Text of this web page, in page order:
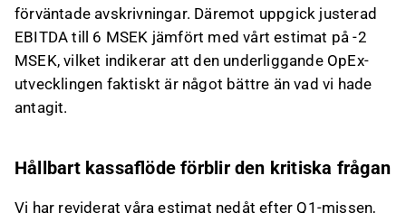
förväntade avskrivningar. Däremot uppgick justerad
EBITDA till 6 MSEK jämfört med vårt estimat på -2
MSEK, vilket indikerar att den underliggande OpEx-
utvecklingen faktiskt är något bättre än vad vi hade
antagit.
Hållbart kassaflöde förblir den kritiska frågan
Vi har reviderat våra estimat nedåt efter Q1-missen,